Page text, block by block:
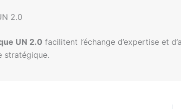
2.0
UN 2.0 facilitent l’échange d’expertise et
stratégique.